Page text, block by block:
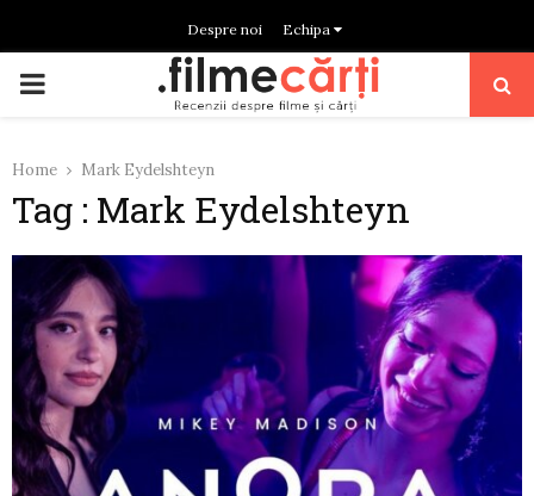
Despre noi Echipa
PRIMARY
Home Mark Eydelshteyn
Tag : Mark Eydelshteyn